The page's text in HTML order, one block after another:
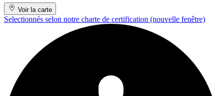
Voir la carte
Selectionnés selon notre charte de certification (nouvelle fenêtre)